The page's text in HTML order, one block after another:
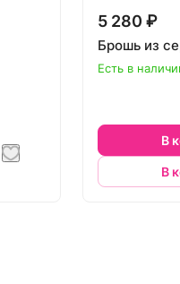
5 280 ₽
Брошь из
Есть в
В
В